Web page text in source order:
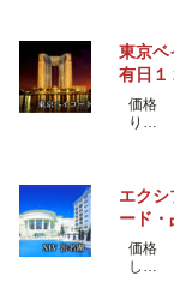
東京
有日１
価格
り…
エク
ード・
価格
し…